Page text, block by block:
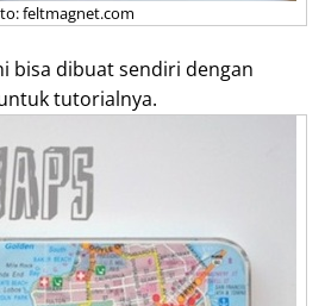
feltmagnet.com
bisa dibuat sendiri dengan
tutorialnya.